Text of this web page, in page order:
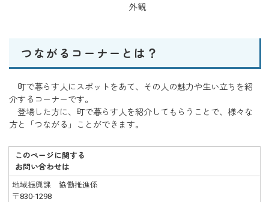
外観
つながるコーナーとは？
町で暮らす人にスポットをあて、その人の魅力や生い立ちを紹
介するコーナーです。
登場した方に、町で暮らす人を紹介してもらうことで、様々な
方と「つながる」ことができます。
このページに関する
お問い合わせは
地域振興課 協働推進係
〒830-1298